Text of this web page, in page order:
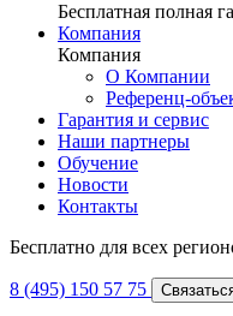
Бесплатная полная
Компания
Компания
О Компании
Референц-
Гарантия и сервис
Наши партнеры
Обучение
Новости
Контакты
Бесплатно для всех
8 (495) 150 57 75